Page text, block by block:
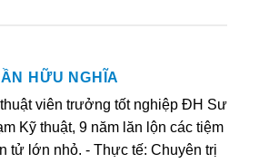
HỮU NGHĨA
viên trưởng tốt nghiệp ĐH Sư
Kỹ thuật, 9 năm lăn lộn các tiệm
tử lớn nhỏ. - Thực tế: Chuyên trị